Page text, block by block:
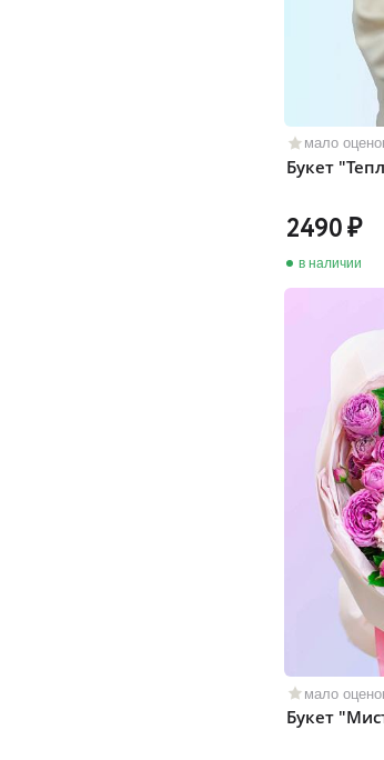
мало
Букет
2490
в наличии
мало
Букет